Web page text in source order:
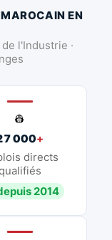
EN
l'Industrie ·
👷
000+
directs
2014